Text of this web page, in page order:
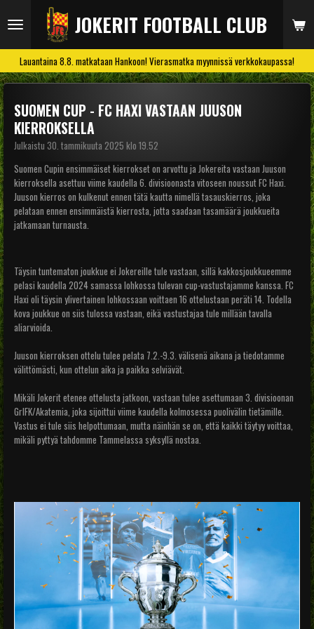
pääsisältöön
JOKERIT FOOTBALL CLUB
Lauantaina 8.8. matkataan Hankoon! Vierasmatka myynnissä verkkokaupassa!
SUOMEN CUP - FC HAXI VASTAAN JUUSON
KIERROKSELLA
Julkaistu 30. tammikuuta 2025 klo 19.52
Suomen Cupin ensimmäiset kierrokset on arvottu ja Jokereita vastaan Juuson
kierroksella asettuu viime kaudella 6. divisioonasta vitoseen noussut FC Haxi.
Juuson kierros on kulkenut ennen tätä kautta nimellä tasauskierros, joka
pelataan ennen ensimmäistä kierrosta, jotta saadaan tasamäärä joukkueita
jatkamaan turnausta.
Täysin tuntematon joukkue ei Jokereille tule vastaan, sillä kakkosjoukkueemme
pelasi kaudella 2024 samassa lohkossa tulevan cup-vastustajamme kanssa. FC
Haxi oli täysin ylivertainen lohkossaan voittaen 16 ottelustaan peräti 14. Todella
kova joukkue on siis tulossa vastaan, eikä vastustajaa tule millään tavalla
aliarvioida.
Juuson kierroksen ottelu tulee pelata 7.2.-9.3. välisenä aikana ja tiedotamme
välittömästi, kun ottelun aika ja paikka selviävät.
Mikäli Jokerit etenee ottelusta jatkoon, vastaan tulee asettumaan 3. divisioonan
GrIFK/Akatemia, joka sijoittui viime kaudella kolmosessa puolivälin tietämille.
Vastus ei tule siis helpottumaan, mutta näinhän se on, että kaikki täytyy voittaa,
mikäli pyttyä tahdomme Tammelassa syksyllä nostaa.